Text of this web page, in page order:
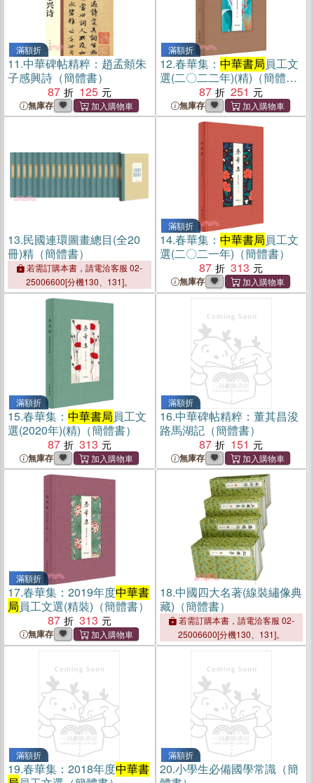
滿額折
11.中華碑帖精粹：趙孟頫朱
子感興詩（簡體書）
87
125
無庫存
滿額折
12.春華集： 中華書局員工文
選(二〇二二年)(精)（簡體
87 251
無庫存
13.民國連環圖畫總目(全20
冊)精（簡體書）
若需訂購本書，請電洽客服 02-
25006600[分機130、131]。
滿額折
14.春華集： 中華書局員工文
選(二〇二一年)（簡體書）
87
313
無庫存
滿額折
15.春華集： 中華書局員工文
選(2020年)(精)（簡體書）
87
313
無庫存
滿額折
16.中華碑帖精粹：董其昌浚
路馬湖記（簡體書）
87
151
無庫存
滿額折
17.春華集：2019年度中華書
局員工文選(精裝)（簡體書）
87
313
無庫存
18.中國四大名著(線裝繡像典
藏)（簡體書）
若需訂購本書，請電洽客服 02-
25006600[分機130、131]。
滿額折
19.春華集：2018年度中華書
滿額折
20.小學生必備國學常識（簡